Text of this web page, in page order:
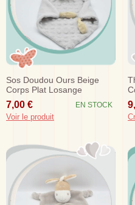
Sos Doudou Ours Beige
Corps Plat Losange
Blanc/gris Relief
7,00 € EN STOCK
Voir le produit